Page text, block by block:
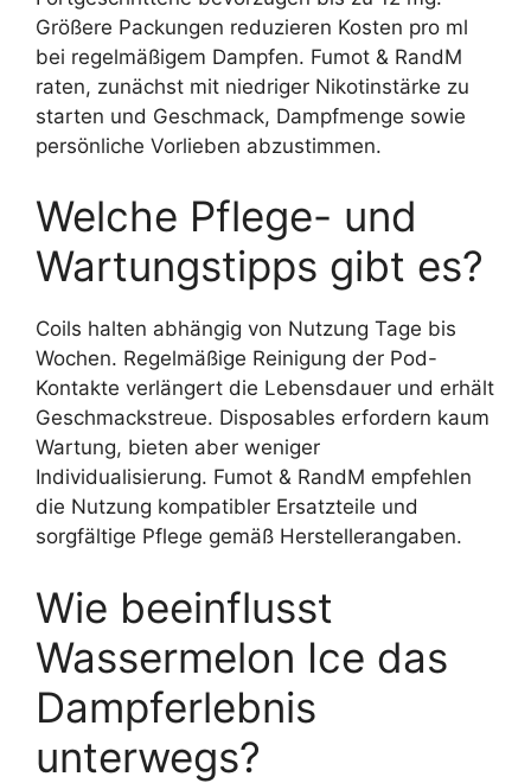
Größere Packungen reduzieren Kosten pro ml
bei regelmäßigem Dampfen. Fumot & RandM
raten, zunächst mit niedriger Nikotinstärke zu
starten und Geschmack, Dampfmenge sowie
persönliche Vorlieben abzustimmen.
Welche Pflege- und
Wartungstipps gibt es?
Coils halten abhängig von Nutzung Tage bis
Wochen. Regelmäßige Reinigung der Pod-
Kontakte verlängert die Lebensdauer und erhält
Geschmackstreue. Disposables erfordern kaum
Wartung, bieten aber weniger
Individualisierung. Fumot & RandM empfehlen
die Nutzung kompatibler Ersatzteile und
sorgfältige Pflege gemäß Herstellerangaben.
Wie beeinflusst
Wassermelon Ice das
Dampferlebnis
unterwegs?